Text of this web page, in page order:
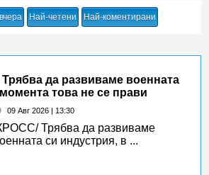
Най-четени Най-коментирани
да развиваме военната
това не се прави
09 Авг 2026 | 13:30
Трябва да развиваме
си индустрия, в ...